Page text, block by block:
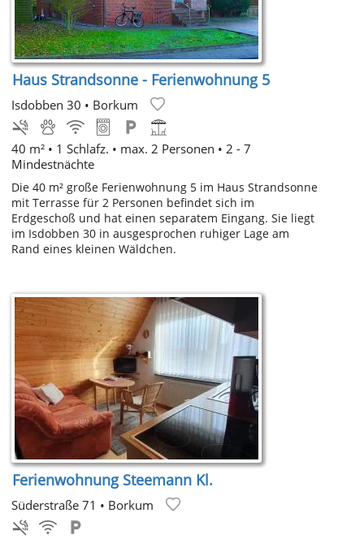
Haus Strandsonne - Ferienwohnung 5
Isdobben 30 • Borkum
40 m² • 1 Schlafz. • max. 2 Personen • 2 - 7
Mindestnächte
Die 40 m² große Ferienwohnung 5 im Haus Strandsonne
mit Terrasse für 2 Personen befindet sich im
Erdgeschoß und hat einen separatem Eingang. Sie liegt
im Isdobben 30 in ausgesprochen ruhiger Lage am
Rand eines kleinen Wäldchen.
Ferienwohnung Steemann Kl.
Süderstraße 71 • Borkum